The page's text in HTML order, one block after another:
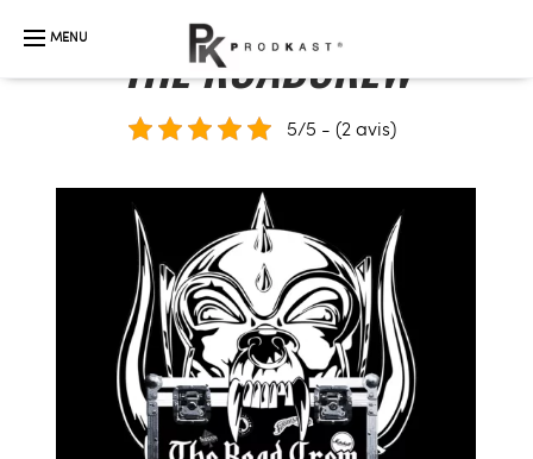
THE ROADCREW
5/5 - (2 avis)